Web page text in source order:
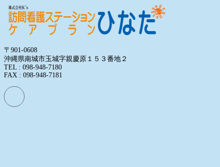
〒901-0608
沖縄県南城市玉城字親慶原１５３番地２
TEL : 098-948-7180
FAX : 098-948-7181